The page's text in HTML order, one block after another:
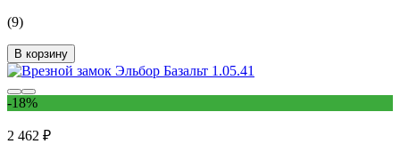
(9)
В корзину
-18%
2 462 ₽